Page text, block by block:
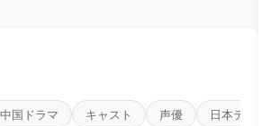
中国ドラマ キャスト 声優 日本テレビ